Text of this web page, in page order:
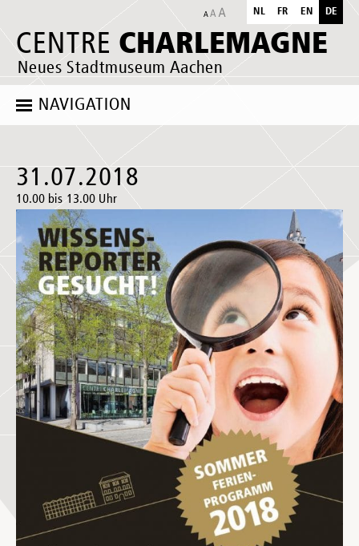
CENTRE CHARLEMAGNE
Neues Stadtmuseum Aachen
NL FR EN DE
NAVIGATION
31.07.2018
10.00 bis 13.00 Uhr